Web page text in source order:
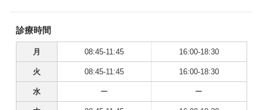
診療時間
月 08:45-11:45 16:00-18:30
火 08:45-11:45 16:00-18:30
水 ー ー